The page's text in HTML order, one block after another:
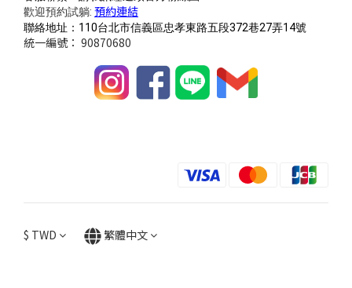
歡迎預約試躺: 預約連結
聯絡地址：110台北市信義區忠孝東路五段372巷27弄14號
統一編號： 90870680
$ TWD 繁體中文